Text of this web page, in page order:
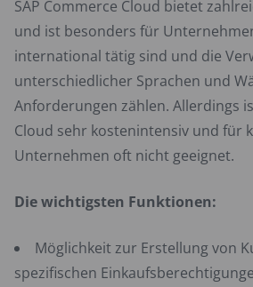
SAP Commerce Cloud bietet
und ist besonders für
international tätig sind und die
unterschiedlicher Sprachen und
Anforderungen zählen. Allerdings
Cloud sehr kostenintensiv und für
Unternehmen oft nicht geeignet.
Die wichtigsten Funktionen:
Möglichkeit zur Erstellung von
spezifischen